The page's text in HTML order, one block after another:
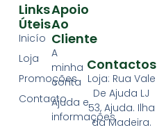
Apoio
Ao
Cliente
A
minha
conta
Ajuda e
informações
Links
Úteis
Inicío
Loja
Promoções
Contacto
Contactos
Loja: Rua Vale
De Ajuda LJ
53, Ajuda. Ilha
da Madeira.